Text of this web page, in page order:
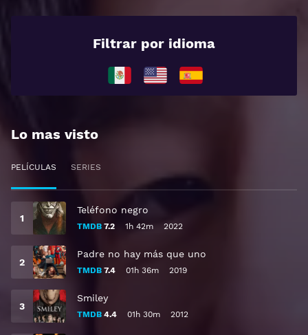
Filtrar por idioma
Lo mas visto
PELÍCULAS SERIES
Teléfono negro
TMDB 7.2 1h 42m 2022
Padre no hay más que uno
TMDB 7.4 01h 36m 2019
Smiley
TMDB 4.4 01h 30m 2012